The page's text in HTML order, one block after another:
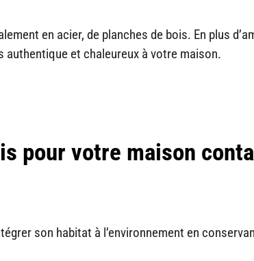
en acier, de planches de bois. En plus
et chaleureux à votre maison.
pour votre maison
son habitat à l’environnement en